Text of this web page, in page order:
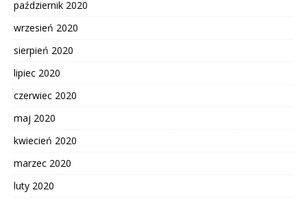
październik 2020
wrzesień 2020
sierpień 2020
lipiec 2020
czerwiec 2020
maj 2020
kwiecień 2020
marzec 2020
luty 2020